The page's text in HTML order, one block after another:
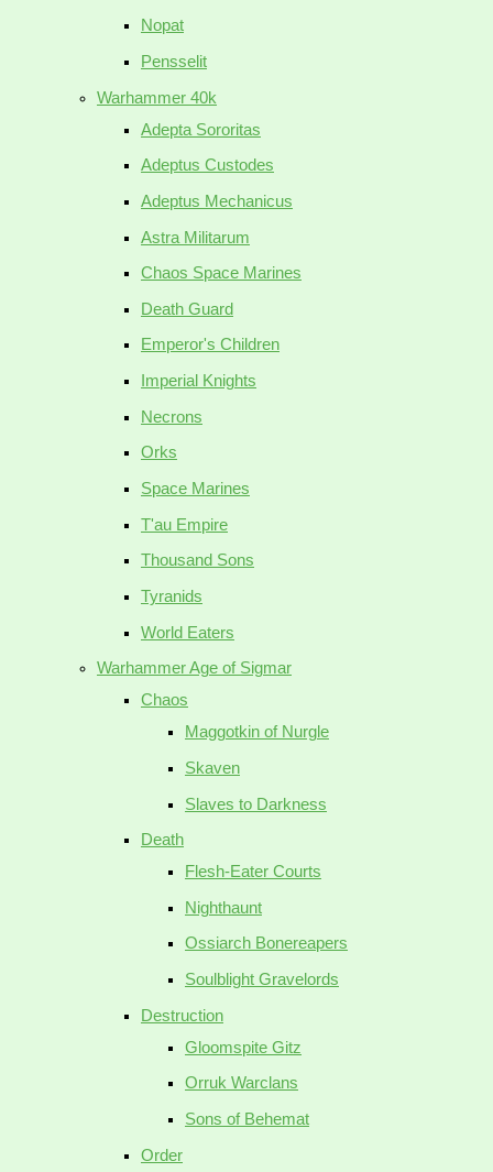
Nopat
Pensselit
Warhammer 40k
Adepta Sororitas
Adeptus Custodes
Adeptus Mechanicus
Astra Militarum
Chaos Space Marines
Death Guard
Emperor's Children
Imperial Knights
Necrons
Orks
Space Marines
T'au Empire
Thousand Sons
Tyranids
World Eaters
Warhammer Age of Sigmar
Chaos
Maggotkin of Nurgle
Skaven
Slaves to Darkness
Death
Flesh-Eater Courts
Nighthaunt
Ossiarch Bonereapers
Soulblight Gravelords
Destruction
Gloomspite Gitz
Orruk Warclans
Sons of Behemat
Order